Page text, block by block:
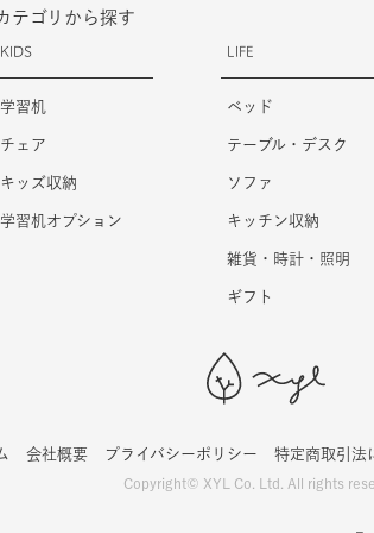
テゴリから探す
KIDS
学習机
チェア
キッズ収納
学習机オプション
LIFE
ベッド
テーブル・デスク
ソファ
キッチン収納
雑貨・時計・照明
ギフト
会社概要 プライバシーポリシー 特定商取引法
Copyright© XYL Co. Ltd. All rights